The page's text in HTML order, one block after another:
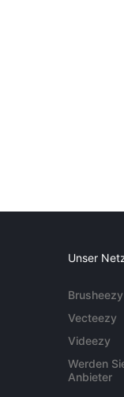
Unser
Brusheezy
Vecteezy
Videezy
Werden
Anbieter